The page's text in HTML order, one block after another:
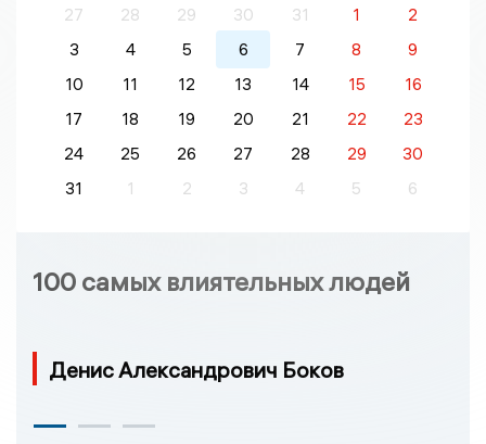
27
28 29 30 31 1
2
3
4 5 6 7 8
9
10
11 12 13 14 15
16
17
18 19 20 21 22
23
24
25 26 27 28 29
30
31
1 2 3 4 5 6
100 самых влиятельных людей
Денис Александрович Боков